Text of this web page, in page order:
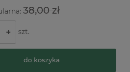
38,00 zł
+ szt.
do koszyka